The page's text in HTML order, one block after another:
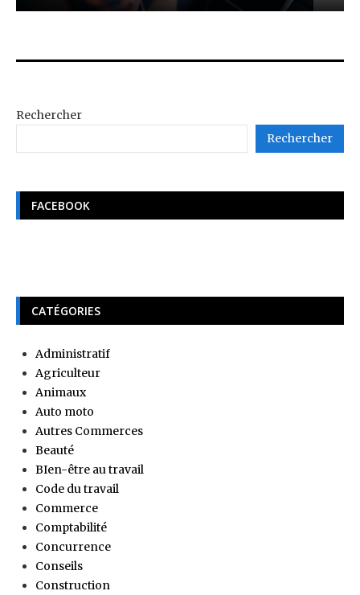
Rechercher
Rechercher
FACEBOOK
CATÉGORIES
Administratif
Agriculteur
Animaux
Auto moto
Autres Commerces
Beauté
BIen-être au travail
Code du travail
Commerce
Comptabilité
Concurrence
Conseils
Construction